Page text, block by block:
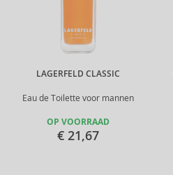
LAGERFELD CLASSIC
Eau de Toilette voor mannen
OP VOORRAAD
€ 21,67